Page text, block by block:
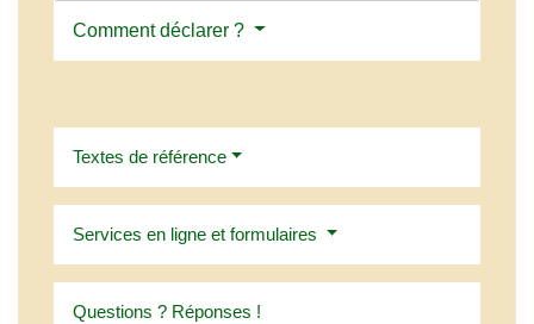
Comment déclarer ?
Textes de référence
Services en ligne et formulaires
Questions ? Réponses !